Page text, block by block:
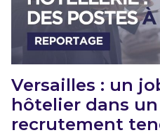
Versailles : un
hôtelier dans
recrutement